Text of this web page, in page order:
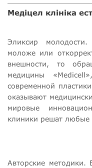
Медіцел клініка
Эликсир
моложе или
внешности, то
медицины
современной
оказывают
мировые
клиники решат любые
Авторские